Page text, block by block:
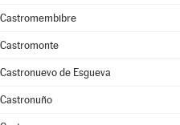
Castromembibre
Castromonte
Castronuevo de Esgueva
Castronuño